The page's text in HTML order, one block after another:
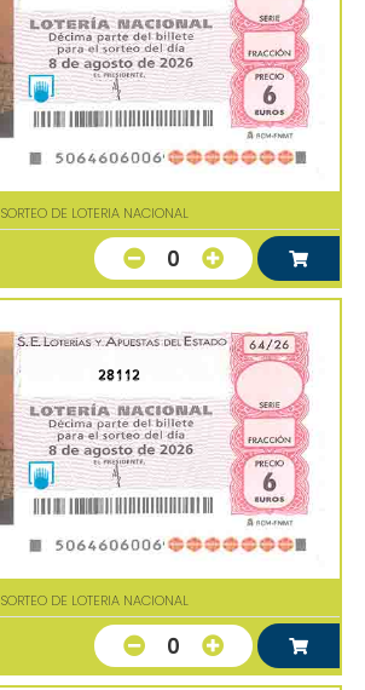
SORTEO DE LOTERIA NACIONAL
0
28112
SORTEO DE LOTERIA NACIONAL
0